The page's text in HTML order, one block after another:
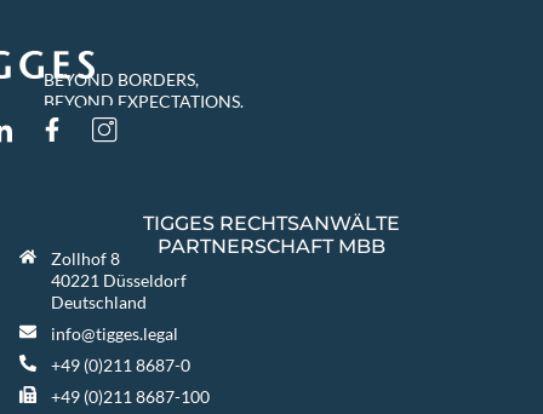
BEYOND BORDERS,
BEYOND EXPECTATIONS.
TIGGES RECHTSANWÄLTE
PARTNERSCHAFT MBB
Zollhof 8
40221 Düsseldorf
Deutschland
info@tigges.legal
+49 (0)211 8687-0
+49 (0)211 8687-100